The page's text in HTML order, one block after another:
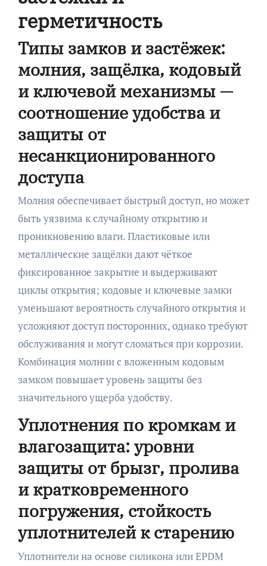
герметичность
Типы замков и застёжек:
молния, защёлка, кодовый
и ключевой механизмы —
соотношение удобства и
защиты от
несанкционированного
доступа
Молния обеспечивает быстрый доступ, но может
быть уязвима к случайному открытию и
проникновению влаги. Пластиковые или
металлические защёлки дают чёткое
фиксированное закрытие и выдерживают
циклы открытия; кодовые и ключевые замки
уменьшают вероятность случайного открытия и
усложняют доступ посторонних, однако требуют
обслуживания и могут сломаться при коррозии.
Комбинация молнии с вложенным кодовым
замком повышает уровень защиты без
значительного ущерба удобству.
Уплотнения по кромкам и
влагозащита: уровни
защиты от брызг, пролива
и кратковременного
погружения, стойкость
уплотнителей к старению
Уплотнители на основе силикона или EPDM